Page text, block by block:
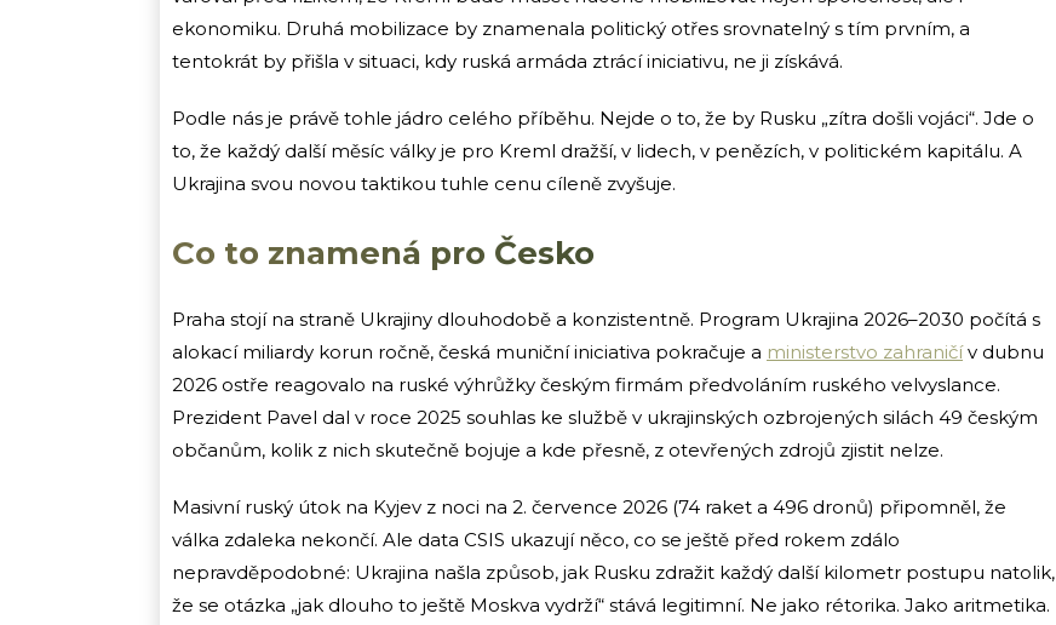
ekonomiku. Druhá mobilizace by znamenala politický otřes srovnatelný s tím prvním, a
tentokrát by přišla v situaci, kdy ruská armáda ztrácí iniciativu, ne ji získává.
Podle nás je právě tohle jádro celého příběhu. Nejde o to, že by Rusku „zítra došli vojáci“. Jde o
to, že každý další měsíc války je pro Kreml dražší, v lidech, v penězích, v politickém kapitálu. A
Ukrajina svou novou taktikou tuhle cenu cíleně zvyšuje.
Co to znamená pro Česko
Praha stojí na straně Ukrajiny dlouhodobě a konzistentně. Program Ukrajina 2026–2030 počítá s
alokací miliardy korun ročně, česká muniční iniciativa pokračuje a ministerstvo zahraničív dubnu
2026 ostře reagovalo na ruské výhrůžky českým firmám předvoláním ruského velvyslance.
Prezident Pavel dal v roce 2025 souhlas ke službě v ukrajinských ozbrojených silách 49 českým
občanům, kolik z nich skutečně bojuje a kde přesně, z otevřených zdrojů zjistit nelze.
Masivní ruský útok na Kyjev z noci na 2. července 2026 (74 raket a 496 dronů) připomněl, že
válka zdaleka nekončí. Ale data CSIS ukazují něco, co se ještě před rokem zdálo
nepravděpodobné: Ukrajina našla způsob, jak Rusku zdražit každý další kilometr postupu natolik,
že se otázka „jak dlouho to ještě Moskva vydrží“ stává legitimní. Ne jako rétorika. Jako aritmetika.